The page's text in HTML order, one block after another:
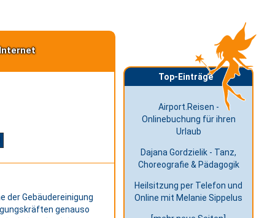
der Gebäudereinigung
genauso
Top-Einträge
Airport.Reisen -
Onlinebuchung für ihren
Urlaub
Dajana Gordzielik - Tanz,
Choreografie & Pädagogik
Heilsitzung per Telefon und
Online mit Melanie Sippelus